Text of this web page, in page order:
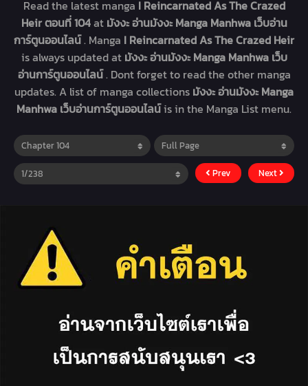
Read the latest manga I Reincarnated As The Crazed
Heir ตอนที่ 104at มังงะ อ่านมังงะ Manga Manhwa เว็บอ่าน
การ์ตูนออนไลน์. Manga I Reincarnated As The Crazed Heir
is always updated at มังงะ อ่านมังงะ Manga Manhwa เว็บ
อ่านการ์ตูนออนไลน์. Dont forget to read the other manga
updates. A list of manga collections มังงะ อ่านมังงะ Manga
Manhwa เว็บอ่านการ์ตูนออนไลน์is in the Manga List menu.
Prev Next